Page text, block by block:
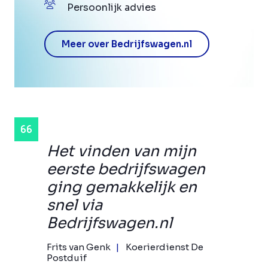
Het vinden van mijn
eerste bedrijfswagen
ging gemakkelijk en
snel via
Bedrijfswagen.nl
Frits van Genk
Koerierdienst De
Postduif
Persoonlijk advies
Meer over Bedrijfswagen.nl